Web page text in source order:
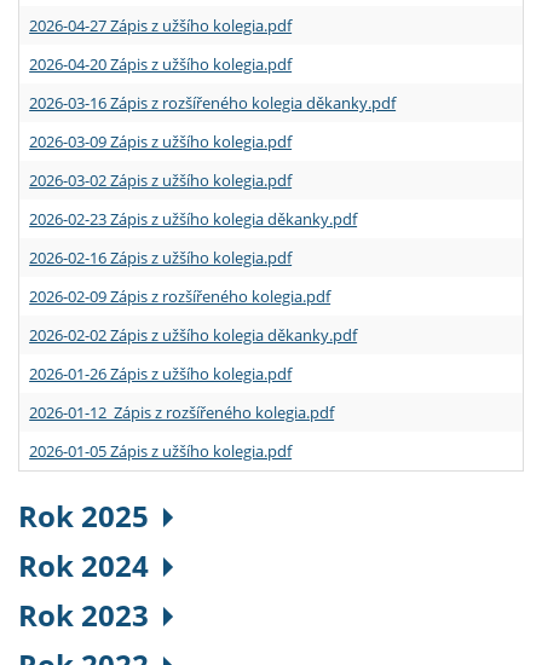
2026-04-27 Zápis z užšího kolegia.pdf
2026-04-20 Zápis z užšího kolegia.pdf
2026-03-16 Zápis z rozšířeného kolegia děkanky.pdf
2026-03-09 Zápis z užšího kolegia.pdf
2026-03-02 Zápis z užšího kolegia.pdf
2026-02-23 Zápis z užšího kolegia děkanky.pdf
2026-02-16 Zápis z užšího kolegia.pdf
2026-02-09 Zápis z rozšířeného kolegia.pdf
2026-02-02 Zápis z užšího kolegia děkanky.pdf
2026-01-26 Zápis z užšího kolegia.pdf
2026-01-12 Zápis z rozšířeného kolegia.pdf
2026-01-05 Zápis z užšího kolegia.pdf
Rok 2025
Rok 2024
Rok 2023